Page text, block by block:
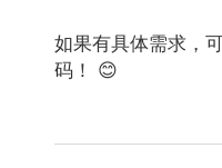
如果有具体需求，
码！ 😊